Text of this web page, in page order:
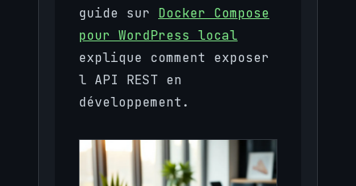
guide sur Docker Compose
pour WordPress local
explique comment exposer
l API REST en
développement.